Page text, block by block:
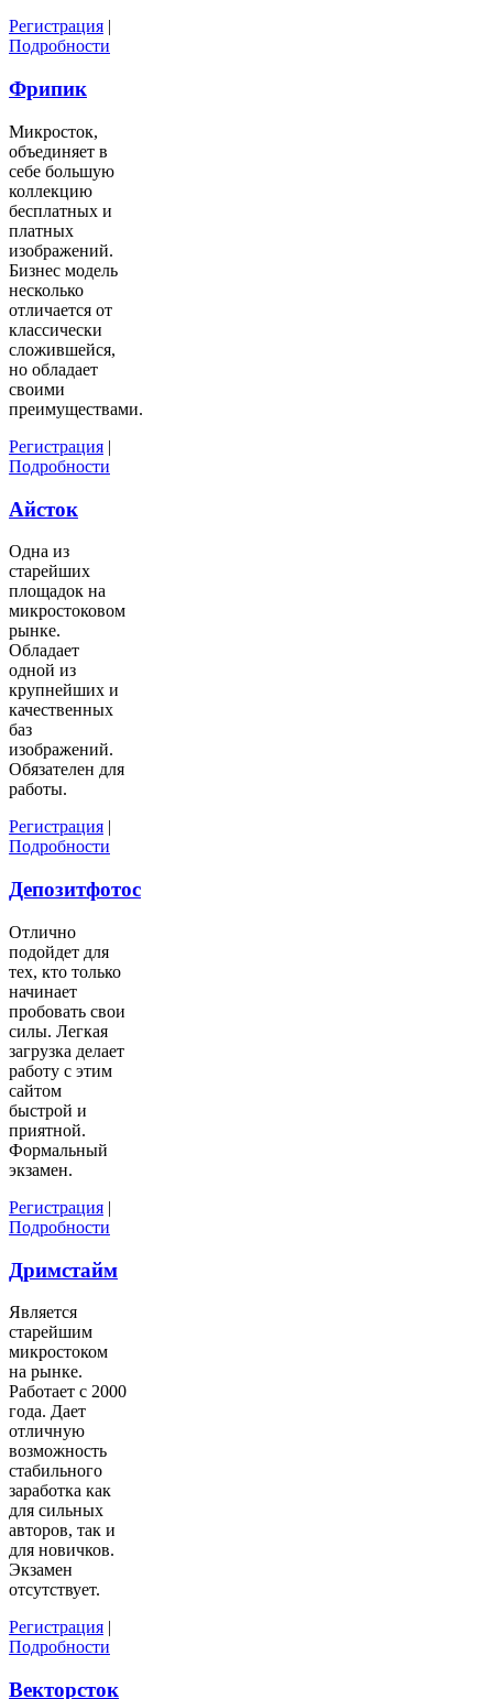
Регистрация
Подробности
Фрипик
Микросток,
объединяет в
себе большую
коллекцию
бесплатных и
платных
изображений.
Бизнес модель
несколько
отличается от
классически
сложившейся,
но обладает
своими
преимуществами.
Регистрация |
Подробности
Айсток
Одна из
старейших
площадок на
микростоковом
рынке.
Обладает
одной из
крупнейших и
качественных
баз
изображений.
Обязателен для
работы.
Регистрация |
Подробности
Депозитфотос
Отлично
подойдет для
тех, кто только
начинает
пробовать свои
силы. Легкая
загрузка делает
работу с этим
сайтом
быстрой и
приятной.
Формальный
экзамен.
Регистрация |
Подробности
Дримстайм
Является
старейшим
микростоком
на рынке.
Работает с 2000
года. Дает
отличную
возможность
стабильного
заработка как
для сильных
авторов, так и
для новичков.
Экзамен
отсутствует.
Регистрация |
Подробности
Векторсток